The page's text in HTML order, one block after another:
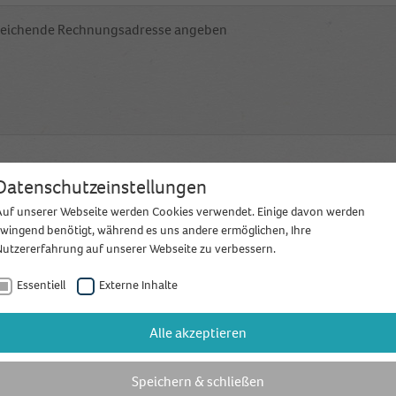
Rechnungsadresse angeben
3. Wählen Sie
Basis
kostenlos
Standard
17,90 €/mtl.1
unserer Webseite werden Cookies verwendet. Einige davon werden
benötigt, während es uns andere ermöglichen, Ihre
auf unserer Webseite zu verbessern.
Essentiell Externe Inhalte
Alle akzeptieren
Speichern & schließen